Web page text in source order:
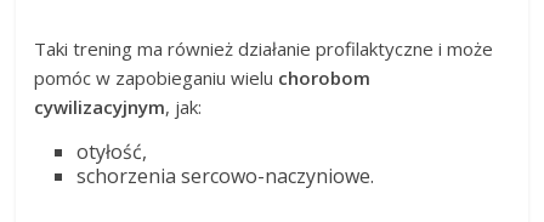
Taki trening ma również działanie profilaktyczne i może
pomóc w zapobieganiu wielu chorobom
cywilizacyjnym, jak:
otyłość,
schorzenia sercowo-naczyniowe.